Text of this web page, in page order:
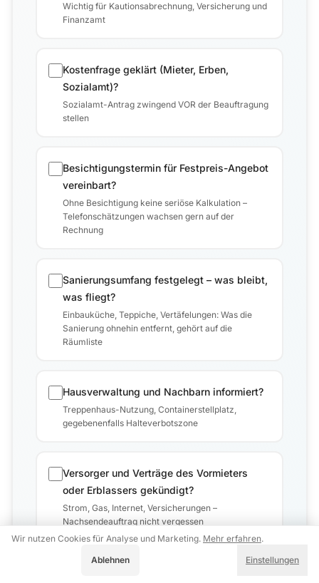
Wichtig für Kautionsabrechnung, Versicherung und
Finanzamt
Kostenfrage geklärt (Mieter, Erben,
Sozialamt)?
Sozialamt-Antrag zwingend VOR der Beauftragung
stellen
Besichtigungstermin für Festpreis-Angebot
vereinbart?
Ohne Besichtigung keine seriöse Kalkulation –
Telefonschätzungen wachsen gern auf der
Rechnung
Sanierungsumfang festgelegt – was bleibt,
was fliegt?
Einbauküche, Teppiche, Vertäfelungen: Was die
Sanierung ohnehin entfernt, gehört auf die
Räumliste
Hausverwaltung und Nachbarn informiert?
Treppenhaus-Nutzung, Containerstellplatz,
gegebenenfalls Halteverbotszone
Versorger und Verträge des Vormieters
oder Erblassers gekündigt?
Strom, Gas, Internet, Versicherungen –
Nachsendeauftrag nicht vergessen
Wir nutzen Cookies für Analyse und Marketing. Mehr erfahren.
Ablehnen Einstellungen